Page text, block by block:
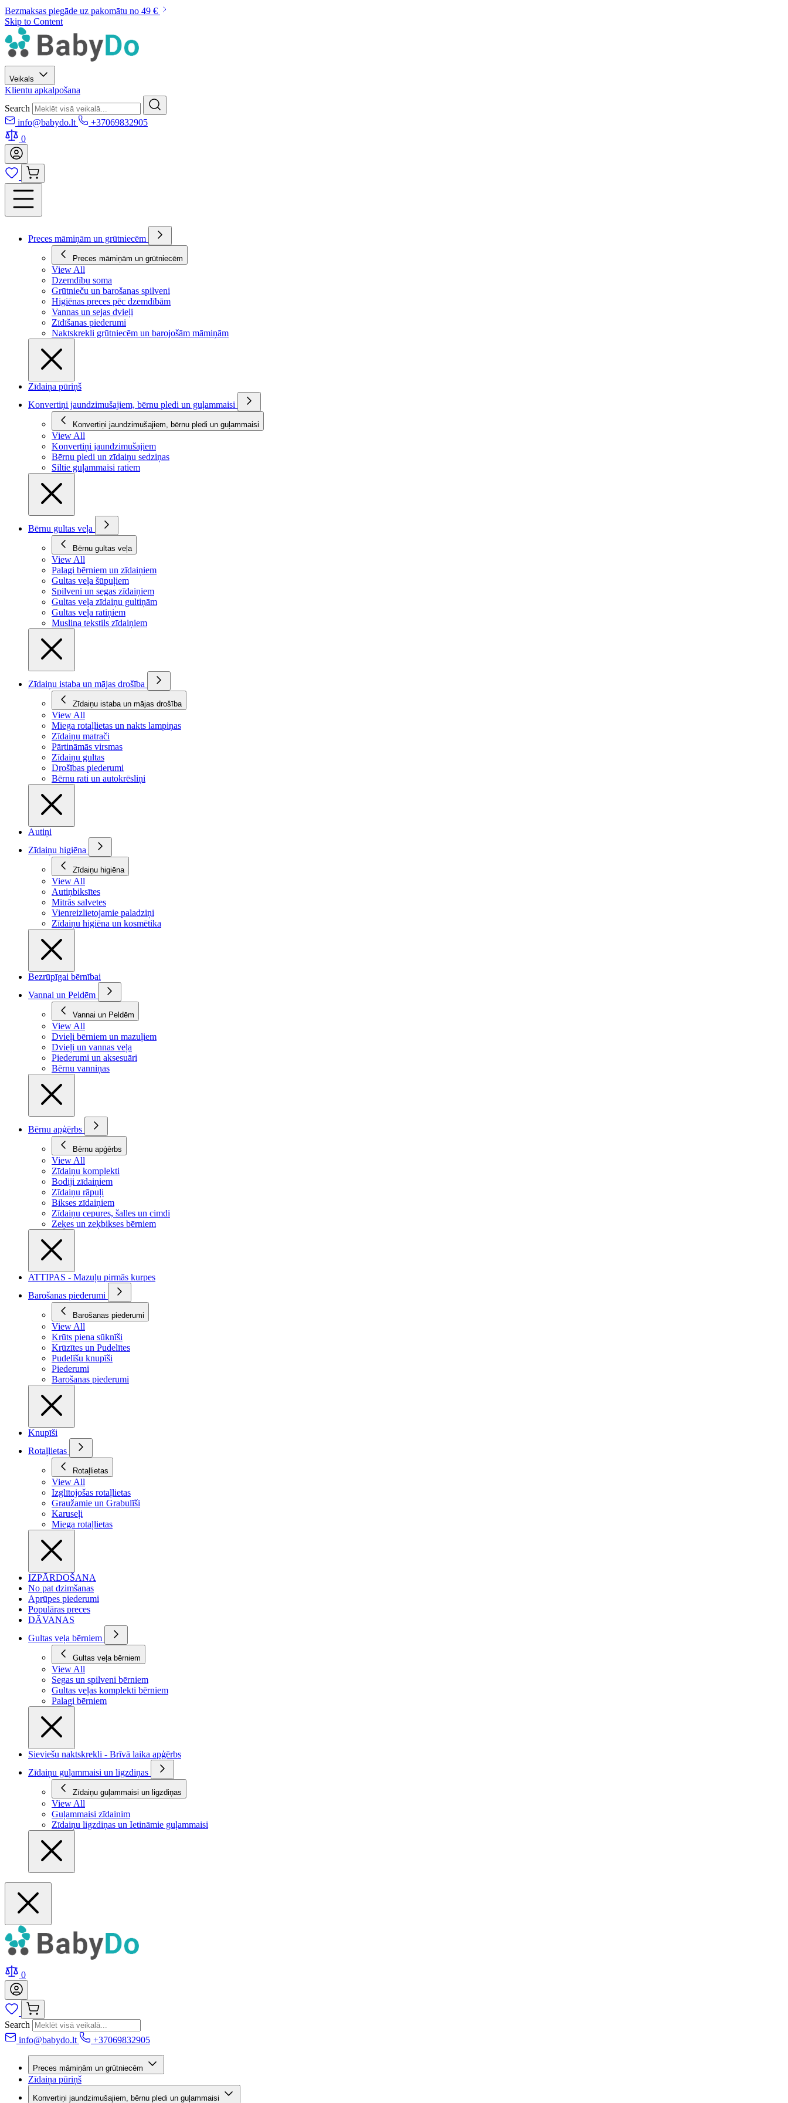
Bezmaksas piegāde uz pakomātu no 49 €
Skip to Content
Veikals
Klientu apkalpošana
Search
info@babydo.lt
+37069832905
0
Preces māmiņām un grūtniecēm
Preces māmiņām un grūtniecēm
View All
Dzemdību soma
Grūtnieču un barošanas spilveni
Higiēnas preces pēc dzemdībām
Vannas un sejas dvieļi
Zīdīšanas piederumi
Naktskrekli grūtniecēm un barojošām māmiņām
Zīdaiņa pūriņš
Konvertiņi jaundzimušajiem, bērnu pledi un guļammaisi
Konvertiņi jaundzimušajiem, bērnu pledi un guļammaisi
View All
Konvertiņi jaundzimušajiem
Bērnu pledi un zīdaiņu sedziņas
Siltie guļammaisi ratiem
Bērnu gultas veļa
Bērnu gultas veļa
View All
Palagi bērniem un zīdaiņiem
Gultas veļa šūpuļiem
Spilveni un segas zīdaiņiem
Gultas veļa zīdaiņu gultiņām
Gultas veļa ratiņiem
Muslina tekstils zīdaiņiem
Zīdaiņu istaba un mājas drošība
Zīdaiņu istaba un mājas drošība
View All
Miega rotaļlietas un nakts lampiņas
Zīdaiņu matrači
Pārtināmās virsmas
Zīdaiņu gultas
Drošības piederumi
Bērnu rati un autokrēsliņi
Autiņi
Zīdaiņu higiēna
Zīdaiņu higiēna
View All
Autiņbiksītes
Mitrās salvetes
Vienreizlietojamie paladziņi
Zīdaiņu higiēna un kosmētika
Bezrūpīgai bērnībai
Vannai un Peldēm
Vannai un Peldēm
View All
Dvieļi bērniem un mazuļiem
Dvieļi un vannas veļa
Piederumi un aksesuāri
Bērnu vanniņas
Bērnu apģērbs
Bērnu apģērbs
View All
Zīdaiņu komplekti
Bodiji zīdaiņiem
Zīdaiņu rāpuļi
Bikses zīdaiņiem
Zīdaiņu cepures, šalles un cimdi
Zeķes un zeķbikses bērniem
ATTIPAS - Mazuļu pirmās kurpes
Barošanas piederumi
Barošanas piederumi
View All
Krūts piena sūknīši
Krūzītes un Pudelītes
Pudelīšu knupīši
Piederumi
Barošanas piederumi
Knupīši
Rotaļlietas
Rotaļlietas
View All
Izglītojošas rotaļlietas
Graužamie un Grabulīši
Karuseļi
Miega rotaļlietas
IZPĀRDOŠANA
No pat dzimšanas
Aprūpes piederumi
Populāras preces
DĀVANAS
Gultas veļa bērniem
Gultas veļa bērniem
View All
Segas un spilveni bērniem
Gultas veļas komplekti bērniem
Palagi bērniem
Sieviešu naktskrekli - Brīvā laika apģērbs
Zīdaiņu guļammaisi un ligzdiņas
Zīdaiņu guļammaisi un ligzdiņas
View All
Guļammaisi zīdainim
Zīdaiņu ligzdiņas un Ietināmie guļammaisi
0
Search
info@babydo.lt
+37069832905
Preces māmiņām un grūtniecēm
Zīdaiņa pūriņš
Konvertiņi jaundzimušajiem, bērnu pledi un guļammaisi